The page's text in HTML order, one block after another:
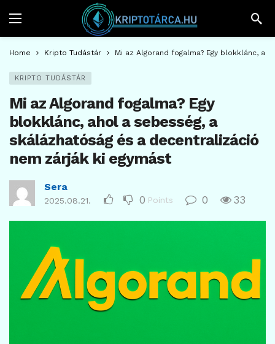
Home Kripto Tudástár Mi az Algorand fogalma? Egy blokklánc,
KRIPTO TUDÁSTÁR
Mi az Algorand fogalma? Egy
blokklánc, ahol a sebesség, a
skálázhatóság és a decentralizáció
nem zárják ki egymást
Sera
2025.08.21. 0 Points 0 33